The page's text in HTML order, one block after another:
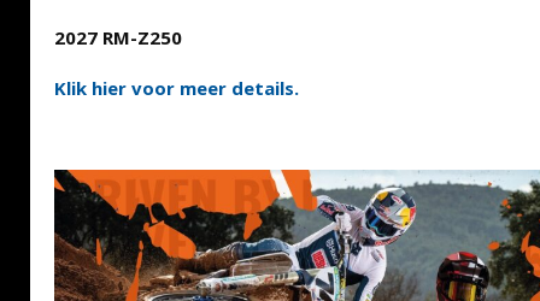
2027 RM-Z250
Klik hier voor meer details.